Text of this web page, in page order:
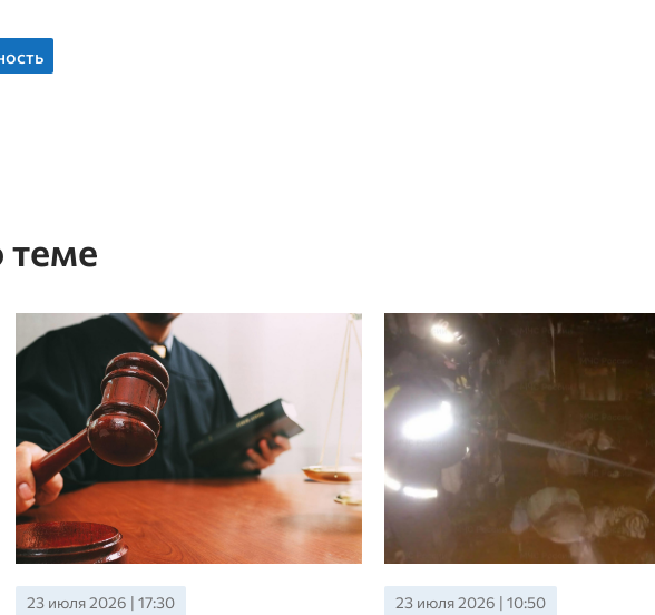
теме
23 июля 2026 | 10:50 19 июля 2026 | 16:05